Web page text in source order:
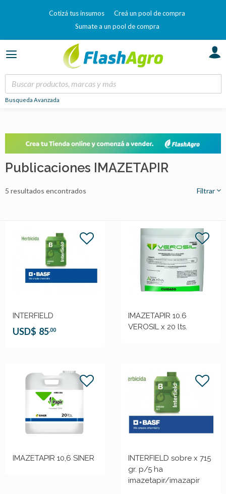
Cotizá tus insumos
Creá un pool de compra
Sumate a un pool de compra
Busqueda Avanzada
INTERFIELD
USD$ 85,00
IMAZETAPIR 10.6
VEROSIL x 20 lts.
IMAZETAPIR 10,6 SINER
INTERFIELD sobre x 715
gr. p/5 ha
imazetapir/imazapir
Publicaciones IMAZETAPIR
5 resultados encontrados Filtrar